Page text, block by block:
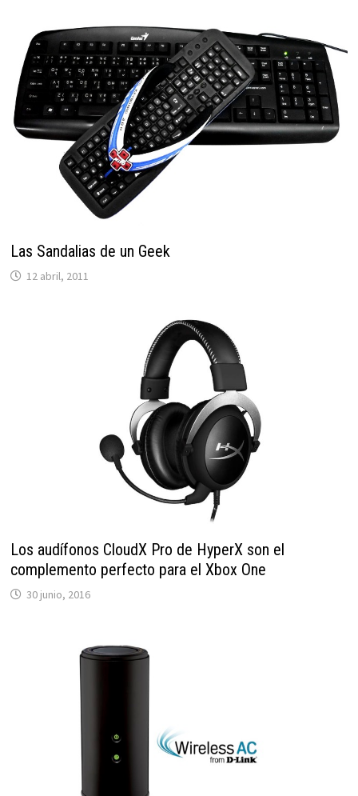
Las Sandalias de un Geek
12 abril, 2011
Los audífonos CloudX Pro de HyperX son el
complemento perfecto para el Xbox One
30 junio, 2016